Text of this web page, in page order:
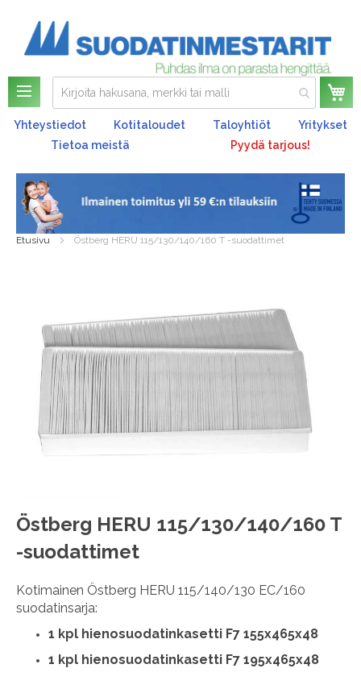
Yhteystiedot Kotitaloudet Taloyhtiöt
Yritykset
Tietoa meistä
Pyydä tarjous!
Etusivu Östberg HERU 115/130/140/160 T -suodattimet
Östberg HERU 115/130/140/160 T
-suodattimet
Kotimainen Östberg HERU 115/140/130 EC/160
suodatinsarja:
1 kpl hienosuodatinkasetti F7 155x465x48
1 kpl hienosuodatinkasetti F7 195x465x48
images
gallery
Skip
to
the
of
the
images
gallery